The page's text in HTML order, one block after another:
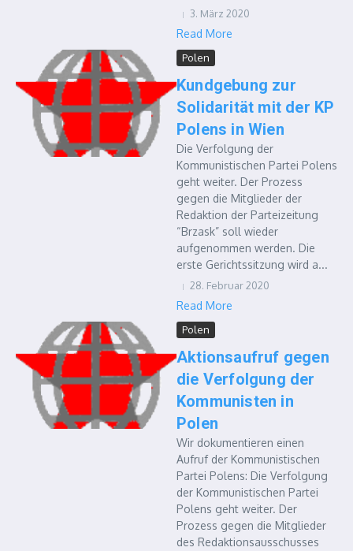
3. März 2020
Read More
Polen
Kundgebung zur
Solidarität mit der KP
Polens in Wien
Die Verfolgung der
Kommunistischen Partei Polens
geht weiter. Der Prozess
gegen die Mitglieder der
Redaktion der Parteizeitung
“Brzask” soll wieder
aufgenommen werden. Die
erste Gerichtssitzung wird a...
28. Februar 2020
Read More
Polen
Aktionsaufruf gegen
die Verfolgung der
Kommunisten in
Polen
Wir dokumentieren einen
Aufruf der Kommunistischen
Partei Polens: Die Verfolgung
der Kommunistischen Partei
Polens geht weiter. Der
Prozess gegen die Mitglieder
des Redaktionsausschusses